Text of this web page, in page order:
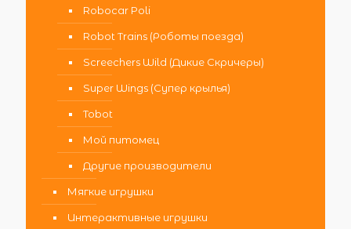
Robocar Poli
Robot Trains (Роботы поезда)
Screechers Wild (Дикие Скричеры)
Super Wings (Супер крылья)
Tobot
Мой питомец
Другие производители
Мягкие игрушки
Интерактивные игрушки